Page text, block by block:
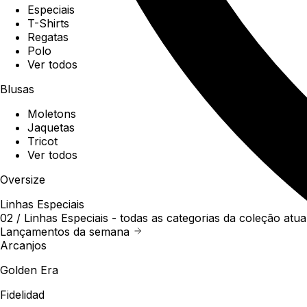
Especiais
T-Shirts
Regatas
Polo
Ver todos
Blusas
Moletons
Jaquetas
Tricot
Ver todos
Oversize
Linhas Especiais
02 / Linhas Especiais - todas as categorias da coleção
Lançamentos da semana
Arcanjos
Golden Era
Fidelidad